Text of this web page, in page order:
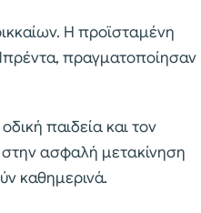
Η προϊσταμένη
πραγματοποίησαν
παιδεία και τον
ασφαλή μετακίνηση
καθημερινά.